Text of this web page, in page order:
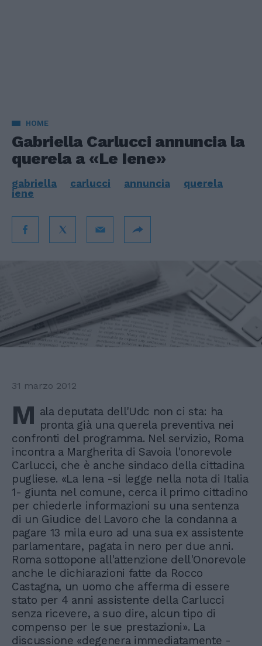
HOME
Gabriella Carlucci annuncia la
querela a «Le Iene»
gabriella carlucci annuncia
querela
iene
31 marzo 2012
M ala deputata dell'Udc non ci sta: ha
pronta già una querela preventiva nei
confronti del programma. Nel servizio, Roma
incontra a Margherita di Savoia l'onorevole
Carlucci, che è anche sindaco della cittadina
pugliese. «La Iena -si legge nella nota di Italia
1- giunta nel comune, cerca il primo cittadino
per chiederle informazioni su una sentenza
di un Giudice del Lavoro che la condanna a
pagare 13 mila euro ad una sua ex assistente
parlamentare, pagata in nero per due anni.
Roma sottopone all'attenzione dell'Onorevole
anche le dichiarazioni fatte da Rocco
Castagna, un uomo che afferma di essere
stato per 4 anni assistente della Carlucci
senza ricevere, a suo dire, alcun tipo di
compenso per le sue prestazioni». La
discussione «degenera immediatamente -